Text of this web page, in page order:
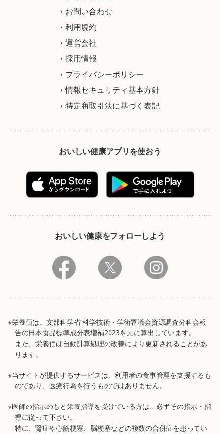
お問い合わせ
利用規約
運営会社
採用情報
プライバシーポリシー
情報セキュリティ基本方針
特定商取引法に基づく表記
おいしい健康アプリを使おう
おいしい健康をフォローしよう
※栄養価は、文部科学省 科学技術・学術審議会資源調査分科会報
告の日本食品標準成分表増補2023を元に算出しています。
また、栄養価は自動計算処理の改善により更新されることがあ
ります。
※当サイトが提供するサービスは、利用者の食事管理を支援するも
のであり、医療行為を行うものではありません。
※医師の指示のもと栄養指導を受けている方は、必ずその指示・指
導に従って下さい。
特に、腎症や心筋梗塞、脳梗塞などの複数の合併症を患ってい